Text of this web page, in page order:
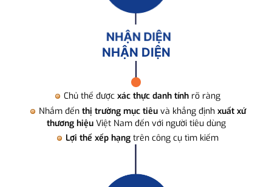
NHẬN DIỆN
Chủ thể được xác thực danh tính rõ ràng
Nhắm đến thị trường mục tiêuvà khẳng định xuất xứ
thương hiệuViệt Nam đến với người tiêu dùng
Lợi thế xếp hạng trên công cụ tìm kiếm